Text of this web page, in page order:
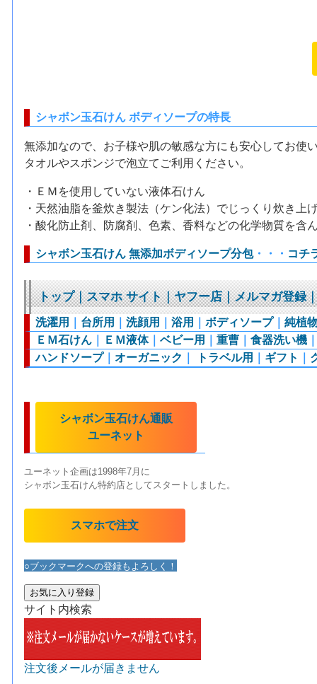
シャボン玉石けん ボディソープの特長
無添加なので、お子様や肌の敏感な方にも安心してお使
タオルやスポンジで泡立てご利用ください。
・ＥＭを使用していない液体石けん
・天然油脂を釜炊き製法（ケン化法）でじっくり炊き上
・酸化防止剤、防腐剤、色素、香料などの化学物質を含
シャボン玉石けん 無添加ボディソープ分包・・・ コチ
トップ｜スマホ サイト｜ヤフー店｜メルマガ登録
洗濯用 台所用 洗顔用 浴用 ボディソープ｜ 純植
ＥＭ石けん｜ ＥＭ液体｜ ベビー用 重曹｜ 食器洗い機
ハンドソープ｜ オーガニック トラベル用 ギフト
シャボン玉石けん通販
ユーネット
ユーネット企画は1998年7月に
シャボン玉石けん特約店としてスタートしました。
スマホで注文
○ブックマークへの登録もよろしく！
お気に入り登録
サイト内検索
注文後メールが届きません